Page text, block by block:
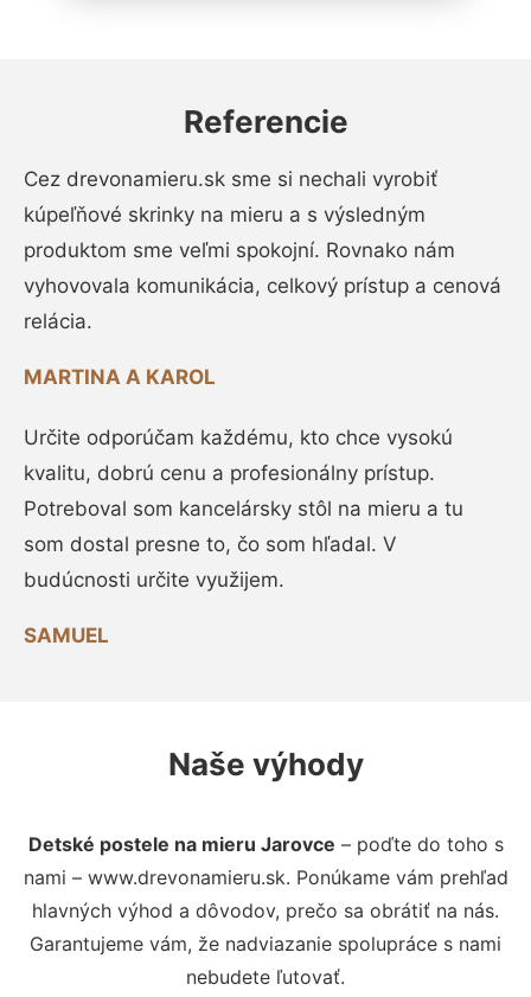
Referencie
Cez drevonamieru.sk sme si nechali vyrobiť
kúpeľňové skrinky na mieru a s výsledným
produktom sme veľmi spokojní. Rovnako nám
vyhovovala komunikácia, celkový prístup a cenová
relácia.
MARTINA A KAROL
Určite odporúčam každému, kto chce vysokú
kvalitu, dobrú cenu a profesionálny prístup.
Potreboval som kancelársky stôl na mieru a tu
som dostal presne to, čo som hľadal. V
budúcnosti určite využijem.
SAMUEL
Naše výhody
Detské postele na mieru Jarovce – poďte do toho s
nami – www.drevonamieru.sk. Ponúkame vám prehľad
hlavných výhod a dôvodov, prečo sa obrátiť na nás.
Garantujeme vám, že nadviazanie spolupráce s nami
nebudete ľutovať.